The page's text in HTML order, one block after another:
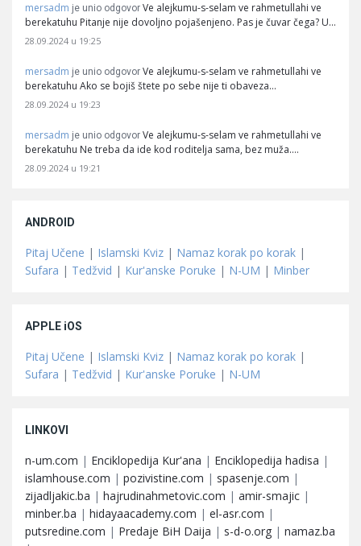
mersadm je unio odgovor Ve alejkumu-s-selam ve rahmetullahi ve
berekatuhu Pitanje nije dovoljno pojašenjeno. Pas je čuvar čega? U…
28.09.2024 u 19:25
mersadm je unio odgovor Ve alejkumu-s-selam ve rahmetullahi ve
berekatuhu Ako se bojiš štete po sebe nije ti obaveza…
28.09.2024 u 19:23
mersadm je unio odgovor Ve alejkumu-s-selam ve rahmetullahi ve
berekatuhu Ne treba da ide kod roditelja sama, bez muža.…
28.09.2024 u 19:21
ANDROID
Pitaj Učene | Islamski Kviz | Namaz korak po korak |
Sufara | Tedžvid | Kur'anske Poruke | N-UM | Minber
APPLE iOS
Pitaj Učene | Islamski Kviz | Namaz korak po korak |
Sufara | Tedžvid | Kur'anske Poruke | N-UM
LINKOVI
n-um.com | Enciklopedija Kur'ana | Enciklopedija hadisa |
islamhouse.com | pozivistine.com | spasenje.com |
zijadljakic.ba | hajrudinahmetovic.com | amir-smajic |
minber.ba | hidayaacademy.com | el-asr.com |
putsredine.com | Predaje BiH Daija | s-d-o.org | namaz.ba